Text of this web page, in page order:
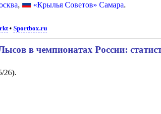
, «Крылья Советов» Самара.
•Sportbox.ru
в чемпионатах России:
26).